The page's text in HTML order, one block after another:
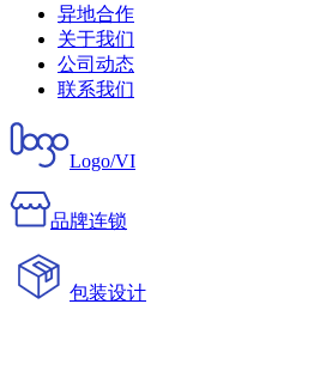
异地合作
关于我们
公司动态
联系我们
Logo/VI
品牌连锁
包装设计